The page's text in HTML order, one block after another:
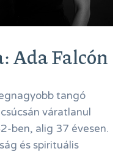
Ada Falcón
tangó
váratlanul
ben, alig 37 évesen.
és spirituális